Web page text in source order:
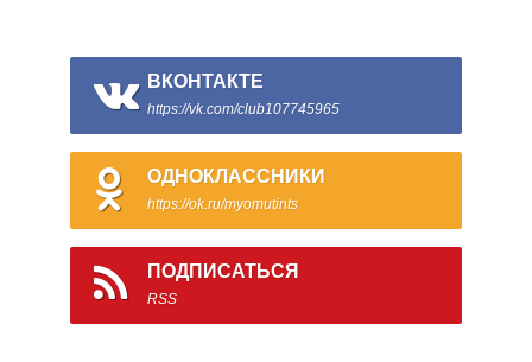
ВКОНТАКТЕ
https://vk.com/club107745965
ОДНОКЛАССНИКИ
https://ok.ru/myomutints
ПОДПИСАТЬСЯ
RSS